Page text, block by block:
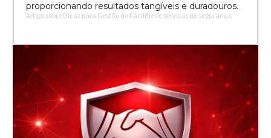
proporcionando resultados tangíveis e duradouros.
Artigo sobre Dicas para Gestão de Facilities e serviços de segurança